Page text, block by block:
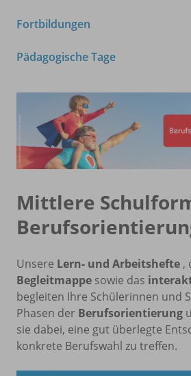
Fortbildungen
Pädagogische Tage
Mittlere
Unsere Lern- und Arbeitshefte ,
Begleitmappe sowie das
begleiten Ihre Schülerinnen und
Phasen der Berufsorientierung
sie dabei, eine gut überlegte
konkrete Berufswahl zu treffen.